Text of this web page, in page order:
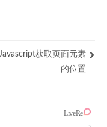
获取页面元素
的位置